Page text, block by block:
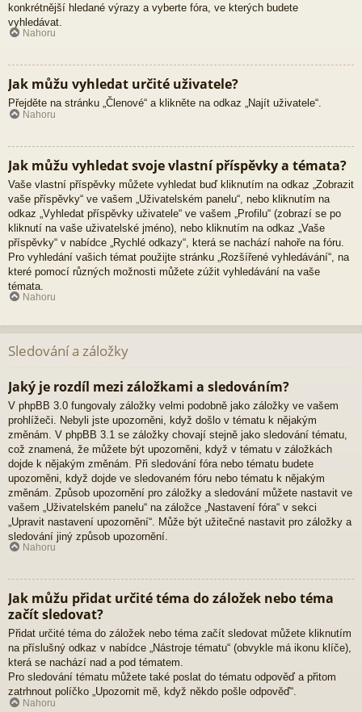
konkrétnější hledané výrazy a vyberte fóra, ve kterých budete
vyhledávat.
Nahoru
Jak můžu vyhledat určité uživatele?
Přejděte na stránku „Členové“ a klikněte na odkaz „Najít uživatele“.
Nahoru
Jak můžu vyhledat svoje vlastní příspěvky a témata?
Vaše vlastní příspěvky můžete vyhledat buď kliknutím na odkaz „Zobrazit
vaše příspěvky“ ve vašem „Uživatelském panelu“, nebo kliknutím na
odkaz „Vyhledat příspěvky uživatele“ ve vašem „Profilu“ (zobrazí se po
kliknutí na vaše uživatelské jméno), nebo kliknutím na odkaz „Vaše
příspěvky“ v nabídce „Rychlé odkazy“, která se nachází nahoře na fóru.
Pro vyhledání vašich témat použijte stránku „Rozšířené vyhledávání“, na
které pomocí různých možnosti můžete zúžit vyhledávání na vaše
témata.
Nahoru
Sledování a záložky
Jaký je rozdíl mezi záložkami a sledováním?
V phpBB 3.0 fungovaly záložky velmi podobně jako záložky ve vašem
prohlížeči. Nebyli jste upozorněni, když došlo v tématu k nějakým
změnám. V phpBB 3.1 se záložky chovají stejně jako sledování tématu,
což znamená, že můžete být upozorněni, když v tématu v záložkách
dojde k nějakým změnám. Při sledování fóra nebo tématu budete
upozorněni, když dojde ve sledovaném fóru nebo tématu k nějakým
změnám. Způsob upozornění pro záložky a sledování můžete nastavit ve
vašem „Uživatelském panelu“ na záložce „Nastavení fóra“ v sekci
„Upravit nastavení upozornění“. Může být užitečné nastavit pro záložky a
sledování jiný způsob upozornění.
Nahoru
Jak můžu přidat určité téma do záložek nebo téma
začít sledovat?
Přidat určité téma do záložek nebo téma začít sledovat můžete kliknutím
na příslušný odkaz v nabídce „Nástroje tématu“ (obvykle má ikonu klíče),
která se nachází nad a pod tématem.
Pro sledování tématu můžete také poslat do tématu odpověď a přitom
zatrhnout políčko „Upozornit mě, když někdo pošle odpověď“.
Nahoru